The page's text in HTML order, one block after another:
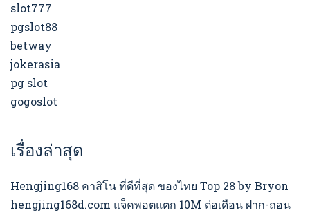
slot777
pgslot88
betway
jokerasia
pg slot
gogoslot
เรื่องล่าสุด
Hengjing168 คาสิโน ที่ดีที่สุด ของไทย Top 28 by Bryon
hengjing168d.com แจ็คพอตแตก 10M ต่อเดือน ฝาก-ถอน